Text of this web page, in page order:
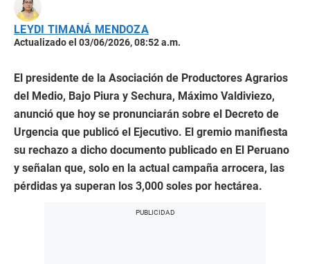
LEYDI TIMANÁ MENDOZA
Actualizado el 03/06/2026, 08:52 a.m.
El presidente de la Asociación de Productores Agrarios
del Medio, Bajo Piura y Sechura, Máximo Valdiviezo,
anunció que hoy se pronunciarán sobre el Decreto de
Urgencia que publicó el Ejecutivo. El gremio manifiesta
su rechazo a dicho documento publicado en El Peruano
y señalan que, solo en la actual campaña arrocera, las
pérdidas ya superan los 3,000 soles por hectárea.